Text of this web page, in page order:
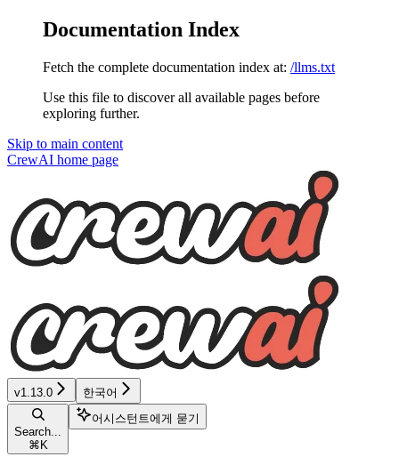
Documentation Index
Fetch the complete documentation index at: /llms.txt
Use this file to discover all available pages before
exploring further.
Skip to main content
CrewAI home page
v1.13.0 한국어
Search...
⌘ K
어시스턴트에게 묻기